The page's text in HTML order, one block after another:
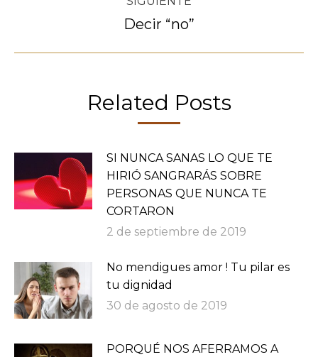
Publicación
Decir “no”
Related Posts
SI NUNCA SANAS LO QUE TE
HIRIÓ SANGRARÁS SOBRE
PERSONAS QUE NUNCA TE
CORTARON
2 de septiembre de 2019
No mendigues amor ! Tu pilar es
tu dignidad
30 de agosto de 2019
PORQUÉ NOS AFERRAMOS A